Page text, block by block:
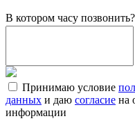
В котором часу позвонить?
Принимаю условие
данных и даю согласие на
информации